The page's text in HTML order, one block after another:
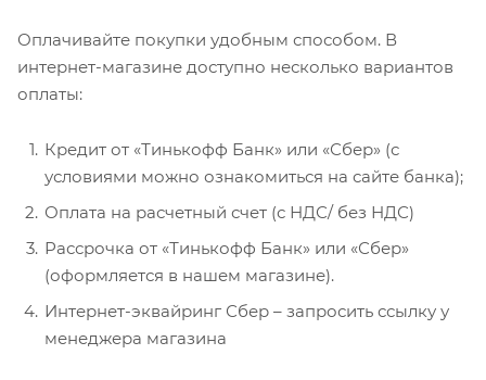
Оплачивайте покупки удобным способом. В
интернет-магазине доступно несколько вариантов
оплаты:
Кредит от «Тинькофф Банк» или «Сбер» (с
условиями можно ознакомиться на сайте банка);
Оплата на расчетный счет (с НДС/ без НДС)
Рассрочка от «Тинькофф Банк» или «Сбер»
(оформляется в нашем магазине).
Интернет-эквайринг Сбер – запросить ссылку у
менеджера магазина